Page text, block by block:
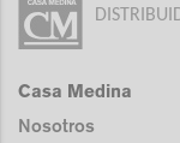
Casa Medina
Nosotros